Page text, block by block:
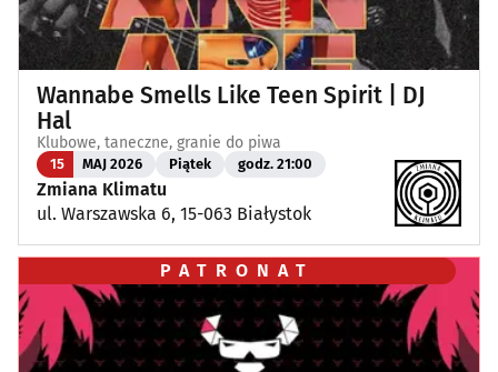
Wannabe Smells Like Teen Spirit | DJ
Hal
Klubowe, taneczne, granie do piwa
15 MAJ 2026 Piątek godz. 21:00
Zmiana Klimatu
ul. Warszawska 6, 15-063 Białystok
PATRONAT